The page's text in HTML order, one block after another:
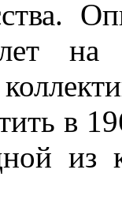
в
из